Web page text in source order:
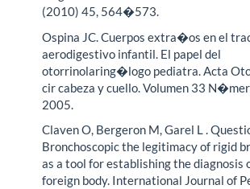
(2010) 45, 564�573.
Ospina JC. Cuerpos extra�os en el
aerodigestivo infantil. El papel del
otorrinolaring�logo pediatra. Acta
cir cabeza y cuello. Volumen 33
2005.
Claven O, Bergeron M, Garel L .
Bronchoscopic the legitimacy of rigid
as a tool for establishing the diagnosis
foreign body. International Journal of